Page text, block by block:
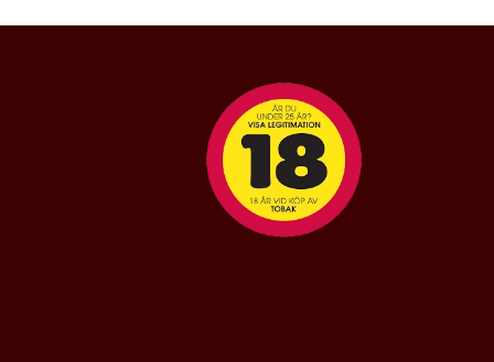
terroirprofil och